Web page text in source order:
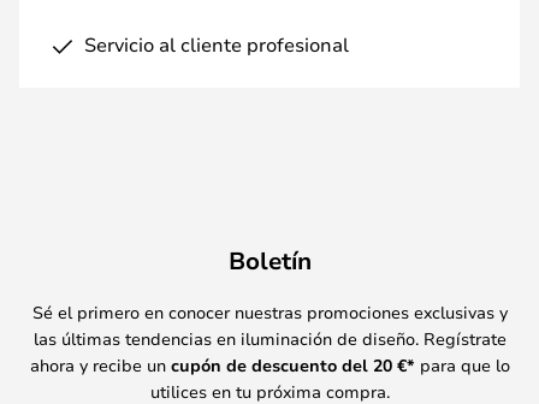
Servicio al cliente profesional
Boletín
Sé el primero en conocer nuestras promociones exclusivas y
las últimas tendencias en iluminación de diseño. Regístrate
ahora y recibe un cupón de descuento del 20 €* para que lo
utilices en tu próxima compra.